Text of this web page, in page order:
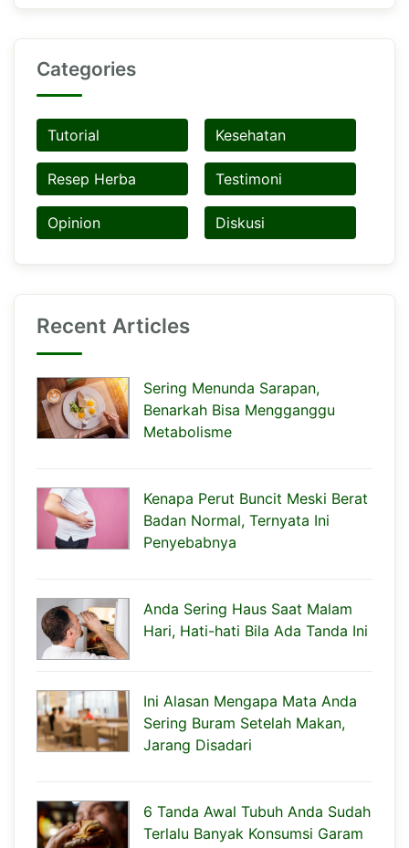
Categories
Tutorial Kesehatan
Resep Herba Testimoni
Opinion Diskusi
Recent Articles
Sering Menunda Sarapan,
Benarkah Bisa Mengganggu
Metabolisme
Kenapa Perut Buncit Meski Berat
Badan Normal, Ternyata Ini
Penyebabnya
Anda Sering Haus Saat Malam
Hari, Hati-hati Bila Ada Tanda Ini
Ini Alasan Mengapa Mata Anda
Sering Buram Setelah Makan,
Jarang Disadari
6 Tanda Awal Tubuh Anda Sudah
Terlalu Banyak Konsumsi Garam